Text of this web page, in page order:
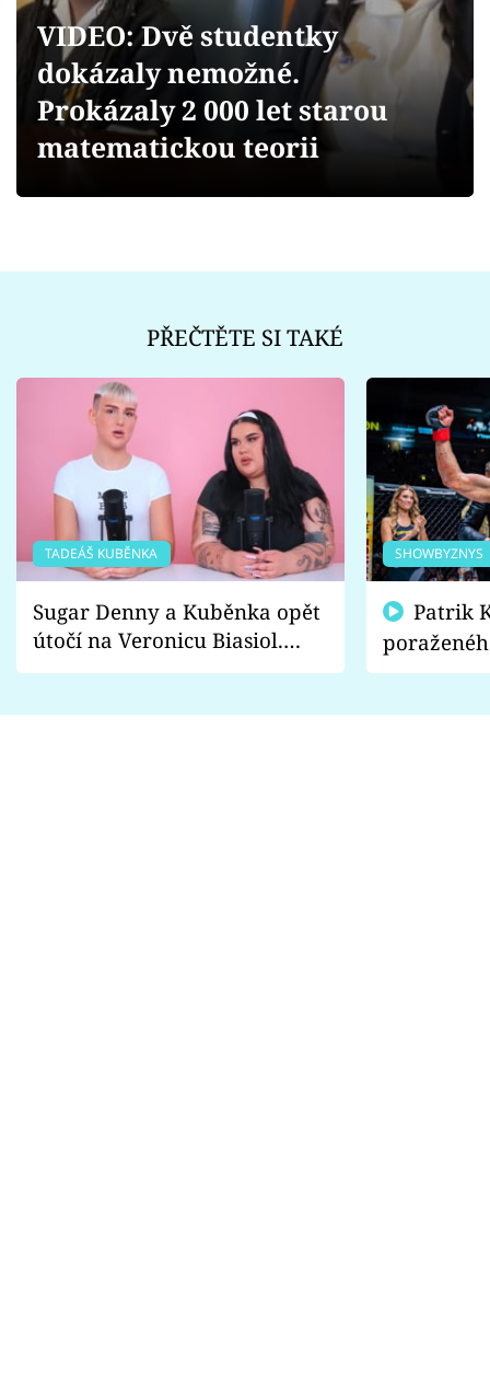
Videa
Sledujte prima+
VIDEO: Dvě studentky
dokázaly nemožné.
Prokázaly 2 000 let starou
matematickou teorii
PŘEČTĚTE SI TAKÉ
TADEÁŠ KUBĚNKA
Sugar Denny a Kuběnka opět
útočí na Veronicu Biasiol.
Proč je podle nich falešná a
SHOWBYZNYS
fanoušci